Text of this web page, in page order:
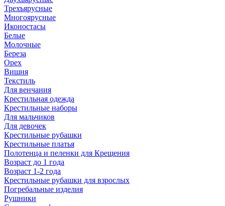
Трехъярусные
Многоярусные
Иконостасы
Белые
Молочные
Береза
Орех
Вишня
Текстиль
Для венчания
Крестильная одежда
Крестильные наборы
Для мальчиков
Для девочек
Крестильные рубашки
Крестильные платья
Полотенца и пеленки для Крещения
Возраст до 1 года
Возраст 1-2 года
Крестильные рубашки для взрослых
Погребальные изделия
Рушники